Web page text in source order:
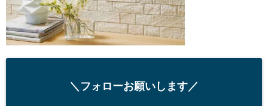
＼フォローお願いします／